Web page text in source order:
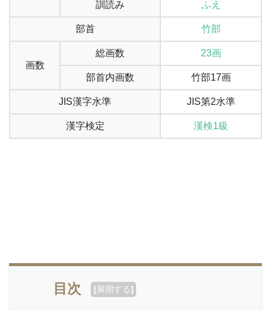
訓読み ふえ
部首 竹部
画数
総画数 23画
部首内画数 竹部17画
JIS漢字水準 JIS第2水準
漢字検定 漢検1級
目次 [展開する]